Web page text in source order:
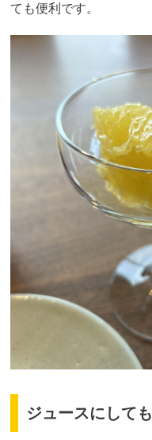
ても便利です。
ジュースにしても